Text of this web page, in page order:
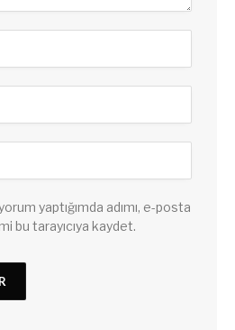
yaptığımda adımı, e-posta
bu tarayıcıya kaydet.